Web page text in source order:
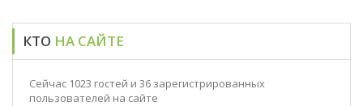
КТО НА САЙТЕ
Сейчас 1023 гостей и 36 зарегистрированных
пользователей на сайте